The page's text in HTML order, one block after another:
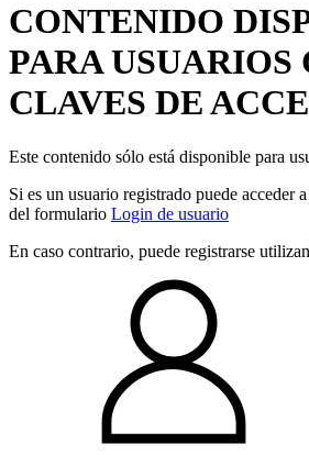
CONTENIDO
PARA USUARIOS
CLAVES DE
Este contenido sólo está disponible para
Si es un usuario registrado puede acceder
del formulario Login de usuario
En caso contrario, puede registrarse